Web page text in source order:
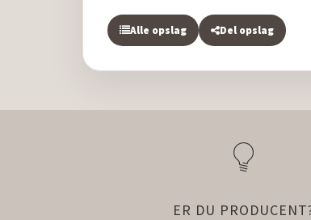
Alle opslag Del opslag
ER DU